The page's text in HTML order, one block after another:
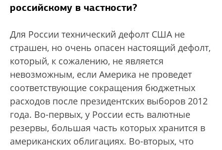
российскому в частности?
Для России технический дефолт США не
страшен, но очень опасен настоящий дефолт,
который, к сожалению, не является
невозможным, если Америка не проведет
соответствующие сокращения бюджетных
расходов после президентских выборов 2012
года. Во-первых, у России есть валютные
резервы, большая часть которых хранится в
американских облигациях. Во-вторых, что